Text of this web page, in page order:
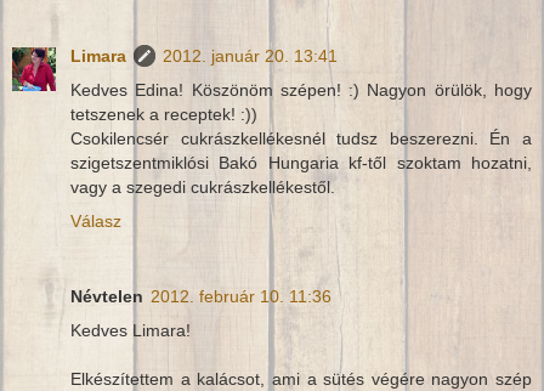
Limara
2012. január 20. 13:41
Kedves Edina! Köszönöm szépen! :) Nagyon örülök, hogy
tetszenek a receptek! :))
Csokilencsér cukrászkellékesnél tudsz beszerezni. Én a
szigetszentmiklósi Bakó Hungaria kf-től szoktam hozatni,
vagy a szegedi cukrászkellékestől.
Válasz
Névtelen 2012. február 10. 11:36
Kedves Limara!
Elkészítettem a kalácsot, ami a sütés végére nagyon szép